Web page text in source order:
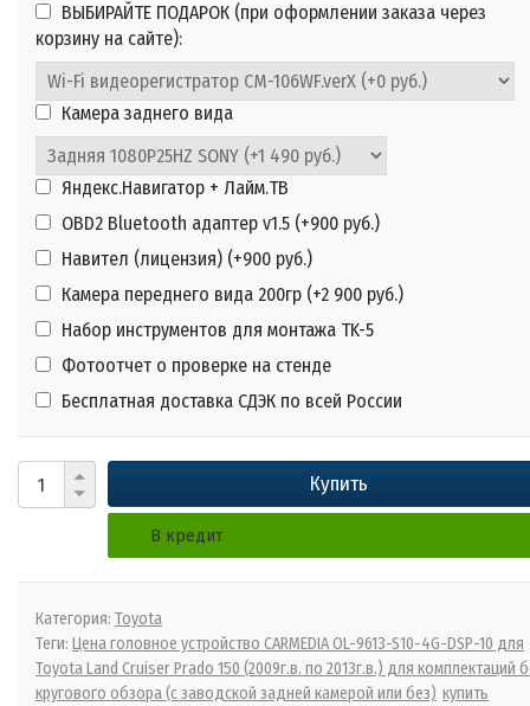
ВЫБИРАЙТЕ ПОДАРОК (при оформлении заказа через
корзину на сайте):
Камера заднего вида
Яндекс.Навигатор + Лайм.ТВ
OBD2 Bluetooth адаптер v1.5 (+900 руб.)
Навител (лицензия) (+900 руб.)
Камера переднего вида 200гр (+2 900 руб.)
Набор инструментов для монтажа TK-5
Фотоотчет о проверке на стенде
Бесплатная доставка СДЭК по всей России
Купить
В кредит
Категория: Toyota
Теги: Цена головное устройство CARMEDIA OL-9613-S10-4G-DSP-10 для
Toyota Land Cruiser Prado 150 (2009г.в. по 2013г.в.) для комплектаций
кругового обзора (с заводской задней камерой или без) купить